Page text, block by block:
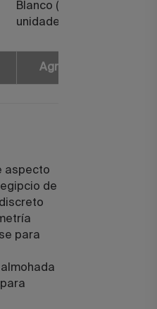
Blanco (Pack 2
unidades)
Agregar
aspecto
de
para